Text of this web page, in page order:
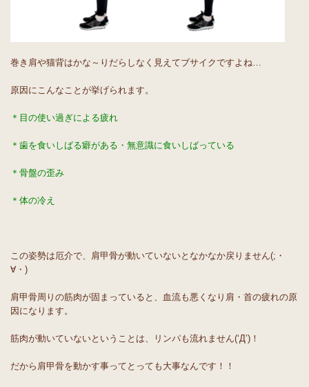
巻き肩や猫背はかな～りだらしなく見えてブサイクですよね…
原因にこんなことが挙げられます。
＊目の使い過ぎによる疲れ
＊歯を食いしばる癖がある・無意識に食いしばっている
＊骨盤の歪み
＊体の冷え
この姿勢は厄介で、肩甲骨が動いていないとなかなか戻りません(;・
∀・)
肩甲骨周りの筋肉が固まっていると、血流も悪くなり肩・首の疲れの原
因になります。
筋肉が動いていないということは、リンパも流れません(‘Д’)！
だから肩甲骨を動かす事ってとっても大事なんです！！